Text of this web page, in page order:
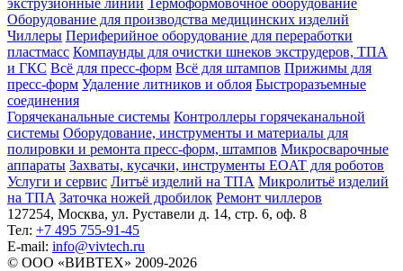
экструзионные линии Термоформовочное оборудование
Оборудование для производства медицинских изделий
Чиллеры Периферийное оборудование для переработки
пластмасс Компаунды для очистки шнеков экструдеров, ТПА
и ГКС Всё для пресс-форм Всё для штампов Прижимы для
пресс-форм Удаление литников и облоя Быстроразъемные
соединения
Горячеканальные системы Контроллеры горячеканальной
системы Оборудование, инструменты и материалы для
полировки и ремонта пресс-форм, штампов Микросварочные
аппараты Захваты, кусачки, инструменты EOAT для роботов
Услуги и сервис Литъё изделий на ТПА Микролитьё изделий
на ТПА Заточка ножей дробилок Ремонт чиллеров
127254, Москва, ул. Руставели д. 14, стр. 6, оф. 8
Тел: +7 495 755-91-45
Е-mail: info@vivtech.ru
© ООО «ВИВТЕХ» 2009-2026